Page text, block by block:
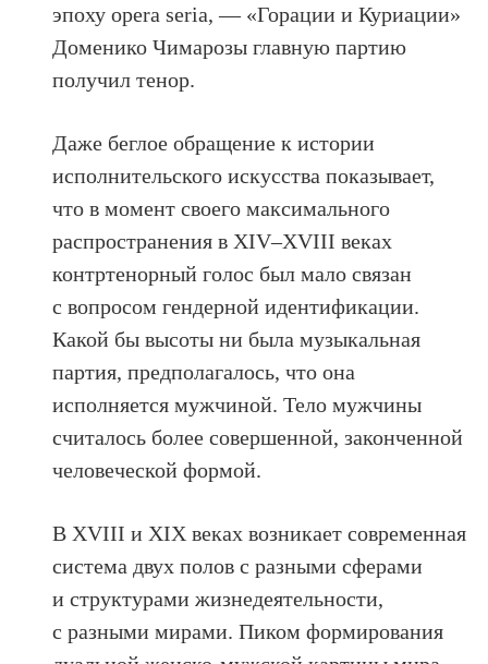
эпоху opera seria, — «Горации и Куриации»
Доменико Чимарозы главную партию
получил тенор.
Даже беглое обращение к истории
исполнительского искусства показывает,
что в момент своего максимального
распространения в XIV–XVIII веках
контртенорный голос был мало связан
с вопросом гендерной идентификации.
Какой бы высоты ни была музыкальная
партия, предполагалось, что она
исполняется мужчиной. Тело мужчины
считалось более совершенной, законченной
человеческой формой.
В XVIII и XIX веках возникает современная
система двух полов с разными сферами
и структурами жизнедеятельности,
с разными мирами. Пиком формирования